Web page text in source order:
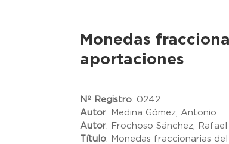
Monedas
aportaciones
Nº Registro:0242
Autor: Medina Gómez, Antonio
Autor: Frochoso Sánchez, Rafael
Título: Monedas fraccionarias